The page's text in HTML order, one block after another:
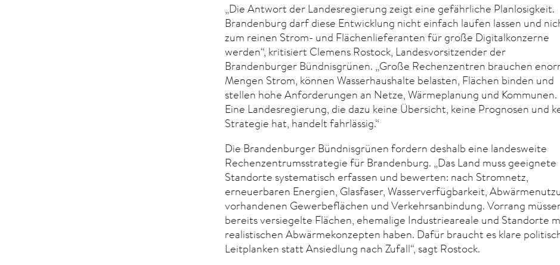
„Die Antwort der Landesregierung zeigt eine gefährliche Planlosigkeit.
Brandenburg darf diese Entwicklung nicht einfach laufen lassen und
zum reinen Strom- und Flächenlieferanten für große Digitalkonzerne
werden“, kritisiert Clemens Rostock, Landesvorsitzender der
Brandenburger Bündnisgrünen. „Große Rechenzentren brauchen
Mengen Strom, können Wasserhaushalte belasten, Flächen binden und
stellen hohe Anforderungen an Netze, Wärmeplanung und Kommunen.
Eine Landesregierung, die dazu keine Übersicht, keine Prognosen und
Strategie hat, handelt fahrlässig.“
Die Brandenburger Bündnisgrünen fordern deshalb eine landesweite
Rechenzentrumsstrategie für Brandenburg. „Das Land muss geeignete
Standorte systematisch erfassen und bewerten: nach Stromnetz,
erneuerbaren Energien, Glasfaser, Wasserverfügbarkeit,
vorhandenen Gewerbeflächen und Verkehrsanbindung. Vorrang
bereits versiegelte Flächen, ehemalige Industrieareale und Standorte
realistischen Abwärmekonzepten haben. Dafür braucht es klare
Leitplanken statt Ansiedlung nach Zufall“, sagt Rostock.